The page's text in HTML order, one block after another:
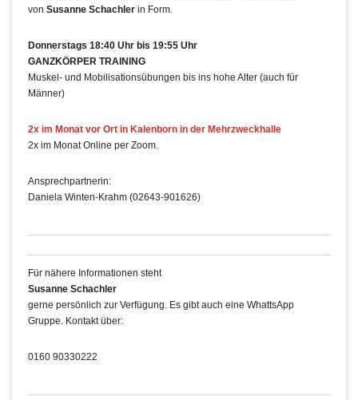
von Susanne Schachler in Form.
Donnerstags 18:40 Uhr bis 19:55 Uhr
GANZKÖRPER TRAINING
Muskel- und Mobilisationsübungen bis ins hohe Alter (auch für
Männer)
2x im Monat vor Ort in Kalenborn in der Mehrzweckhalle
2x im Monat Online per Zoom.
Ansprechpartnerin:
Daniela Winten-Krahm (02643-901626)
Für nähere Informationen steht
Susanne Schachler
gerne persönlich zur Verfügung. Es gibt auch eine WhattsApp
Gruppe. Kontakt über:
0160 90330222